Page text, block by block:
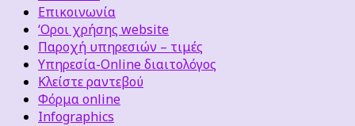
Επικοινωνία
‘Οροι χρήσης website
Παροχή υπηρεσιών – τιμές
Υπηρεσία-Online διαιτολόγος
Κλείστε ραντεβού
Φόρμα online
Infographics